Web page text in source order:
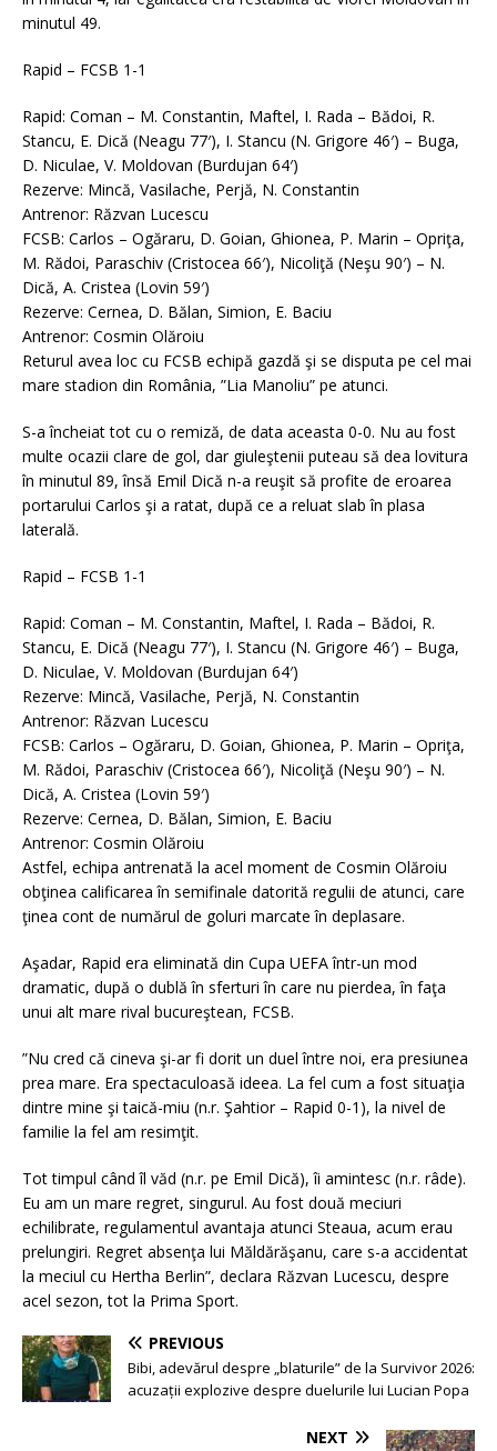
minutul 49.
Rapid – FCSB 1-1
Rapid: Coman – M. Constantin, Maftel, I. Rada – Bădoi, R.
Stancu, E. Dică (Neagu 77′), I. Stancu (N. Grigore 46′) – Buga,
D. Niculae, V. Moldovan (Burdujan 64′)
Rezerve: Mincă, Vasilache, Perjă, N. Constantin
Antrenor: Răzvan Lucescu
FCSB: Carlos – Ogăraru, D. Goian, Ghionea, P. Marin – Opriţa,
M. Rădoi, Paraschiv (Cristocea 66′), Nicoliţă (Neşu 90′) – N.
Dică, A. Cristea (Lovin 59′)
Rezerve: Cernea, D. Bălan, Simion, E. Baciu
Antrenor: Cosmin Olăroiu
Returul avea loc cu FCSB echipă gazdă şi se disputa pe cel mai
mare stadion din România, ”Lia Manoliu” pe atunci.
S-a încheiat tot cu o remiză, de data aceasta 0-0. Nu au fost
multe ocazii clare de gol, dar giuleştenii puteau să dea lovitura
în minutul 89, însă Emil Dică n-a reuşit să profite de eroarea
portarului Carlos şi a ratat, după ce a reluat slab în plasa
laterală.
Rapid – FCSB 1-1
Rapid: Coman – M. Constantin, Maftel, I. Rada – Bădoi, R.
Stancu, E. Dică (Neagu 77′), I. Stancu (N. Grigore 46′) – Buga,
D. Niculae, V. Moldovan (Burdujan 64′)
Rezerve: Mincă, Vasilache, Perjă, N. Constantin
Antrenor: Răzvan Lucescu
FCSB: Carlos – Ogăraru, D. Goian, Ghionea, P. Marin – Opriţa,
M. Rădoi, Paraschiv (Cristocea 66′), Nicoliţă (Neşu 90′) – N.
Dică, A. Cristea (Lovin 59′)
Rezerve: Cernea, D. Bălan, Simion, E. Baciu
Antrenor: Cosmin Olăroiu
Astfel, echipa antrenată la acel moment de Cosmin Olăroiu
obţinea calificarea în semifinale datorită regulii de atunci, care
ţinea cont de numărul de goluri marcate în deplasare.
Aşadar, Rapid era eliminată din Cupa UEFA într-un mod
dramatic, după o dublă în sferturi în care nu pierdea, în faţa
unui alt mare rival bucureştean, FCSB.
”Nu cred că cineva şi-ar fi dorit un duel între noi, era presiunea
prea mare. Era spectaculoasă ideea. La fel cum a fost situaţia
dintre mine şi taică-miu (n.r. Şahtior – Rapid 0-1), la nivel de
familie la fel am resimţit.
Tot timpul când îl văd (n.r. pe Emil Dică), îi amintesc (n.r. râde).
Eu am un mare regret, singurul. Au fost două meciuri
echilibrate, regulamentul avantaja atunci Steaua, acum erau
prelungiri. Regret absenţa lui Măldărăşanu, care s-a accidentat
la meciul cu Hertha Berlin”, declara Răzvan Lucescu, despre
acel sezon, tot la Prima Sport.
PREVIOUS
Bibi, adevărul despre „blaturile” de la Survivor 2026:
acuzații explozive despre duelurile lui Lucian Popa
NEXT